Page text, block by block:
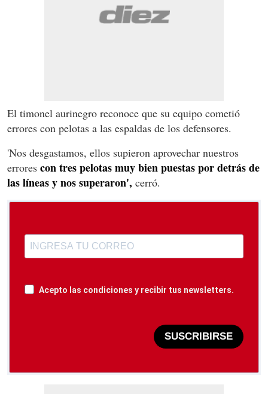
El timonel aurinegro reconoce que su equipo cometió
errores con pelotas a las espaldas de los defensores.
'Nos desgastamos, ellos supieron aprovechar nuestros
errores con tres pelotas muy bien puestas por detrás de
las líneas y nos superaron', cerró.
Acepto las condiciones y recibir tus newsletters.
SUSCRIBIRSE